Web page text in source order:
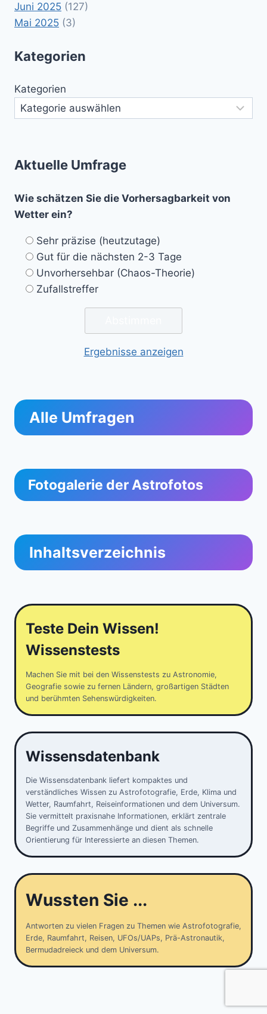
Juni 2025 (127)
Mai 2025 (3)
Kategorien
Kategorien
Aktuelle Umfrage
Wie schätzen Sie die Vorhersagbarkeit von
Wetter ein?
Sehr präzise (heutzutage)
Gut für die nächsten 2-3 Tage
Unvorhersehbar (Chaos-Theorie)
Zufallstreffer
Ergebnisse anzeigen
Alle Umfragen
Fotogalerie der Astrofotos
Inhaltsverzeichnis
Teste Dein Wissen!
Wissenstests
Machen Sie mit bei den Wissenstests zu Astronomie,
Geografie sowie zu fernen Ländern, großartigen Städten
und berühmten Sehenswürdigkeiten.
Wissensdatenbank
Die Wissensdatenbank liefert kompaktes und
verständliches Wissen zu Astrofotografie, Erde, Klima und
Wetter, Raumfahrt, Reiseinformationen und dem Universum.
Sie vermittelt praxisnahe Informationen, erklärt zentrale
Begriffe und Zusammenhänge und dient als schnelle
Orientierung für Interessierte an diesen Themen.
Wussten Sie ...
Antworten zu vielen Fragen zu Themen wie Astrofotografie,
Erde, Raumfahrt, Reisen, UFOs/UAPs, Prä-Astronautik,
Bermudadreieck und dem Universum.